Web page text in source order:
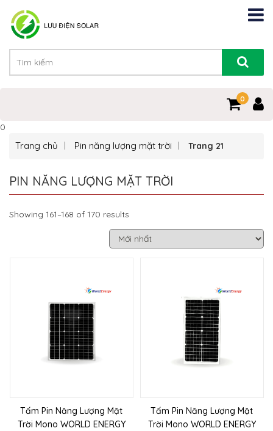
0
0
Trang chủ Pin năng lượng mặt trời Trang 21
PIN NĂNG LƯỢNG MẶT TRỜI
Showing 161–168 of 170 results
Tấm Pin Năng Lượng Mặt
Trời Mono WORLD ENERGY
Tấm Pin Năng Lượng Mặt
Trời Mono WORLD ENERGY